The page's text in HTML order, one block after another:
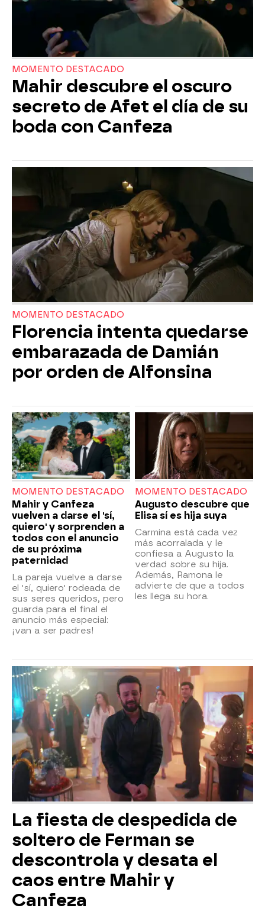
MOMENTO DESTACADO
Mahir descubre el oscuro
secreto de Afet el día de su
boda con Canfeza
MOMENTO DESTACADO
Florencia intenta quedarse
embarazada de Damián
por orden de Alfonsina
MOMENTO DESTACADO
Mahir y Canfeza
vuelven a darse el 'sí,
quiero' y sorprenden a
todos con el anuncio
de su próxima
paternidad
La pareja vuelve a darse
el 'sí, quiero' rodeada de
sus seres queridos, pero
guarda para el final el
anuncio más especial:
¡van a ser padres!
MOMENTO DESTACADO
Augusto descubre que
Elisa sí es hija suya
Carmina está cada vez
más acorralada y le
confiesa a Augusto la
verdad sobre su hija.
Además, Ramona le
advierte de que a todos
les llega su hora.
La fiesta de despedida de
soltero de Ferman se
descontrola y desata el
caos entre Mahir y
Canfeza